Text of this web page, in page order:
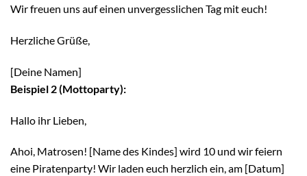
Wir freuen uns auf einen unvergesslichen Tag mit euch!
Herzliche Grüße,
[Deine Namen]
Beispiel 2 (Mottoparty):
Hallo ihr Lieben,
Ahoi, Matrosen! [Name des Kindes] wird 10 und wir feiern
eine Piratenparty! Wir laden euch herzlich ein, am [Datum]